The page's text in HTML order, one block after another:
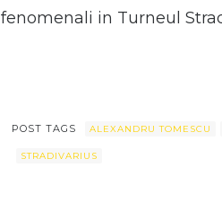
fenomenali in Turneul
POST TAGS ALEXANDRU TOMESCU
STRADIVARIUS